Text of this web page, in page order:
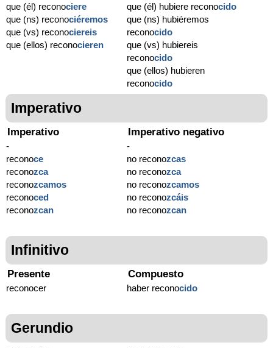
que (él) reconociere
que (ns) reconociéremos
que (vs) reconociereis
que (ellos) reconocieren
que (él) hubiere reconocido
que (ns) hubiéremos
reconocido
que (vs) hubiereis
reconocido
que (ellos) hubieren
reconocido
Imperativo
Imperativo
-
reconoce
reconozca
reconozcamos
reconoced
reconozcan
Imperativo negativo
-
no reconozcas
no reconozca
no reconozcamos
no reconozcáis
no reconozcan
Infinitivo
Presente
reconocer
Compuesto
haber reconocido
Gerundio